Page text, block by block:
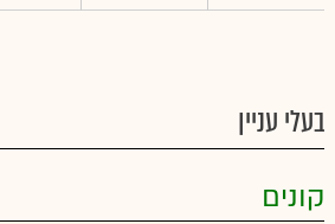
בעלי עניין
קונים